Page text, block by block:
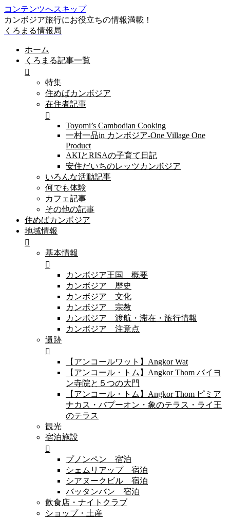
コンテンツへスキップ
カンボジア旅行にお役立ちの情報満載！
くろまる情報局
ホーム
くろまる記事一覧
特集
住めばカンボジア
在住者記事
Toyomi’s Cambodian Cooking
一村一品in カンボジア-One Village One
Product
AKIとRISAの子育て日記
安住だいちのレッツカンボジア
いろんな活動記事
何でも体験
カフェ記事
その他の記事
住めばカンボジア
地域情報
基本情報
カンボジア王国 概要
カンボジア 歴史
カンボジア 文化
カンボジア 宗教
カンボジア 渡航・滞在・旅行情報
カンボジア 注意点
遺跡
【アンコールワット】Angkor Wat
【アンコール・トム】Angkor Thom バイヨ
ン寺院と５つの大門
【アンコール・トム】Angkor Thom ピミア
ナカス・バプーオン・象のテラス・ライ王
のテラス
観光
宿泊施設
プノンペン 宿泊
シェムリアップ 宿泊
シアヌークビル 宿泊
バッタンバン 宿泊
飲食店・ナイトクラブ
ショップ・土産